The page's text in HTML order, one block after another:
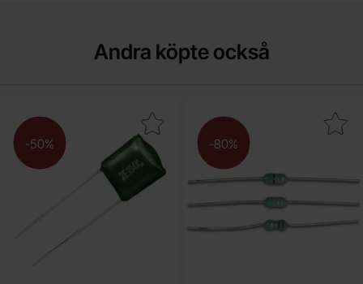
Andra köpte också
-50%
Makera pC05 15nF 100V mylar som favorit
-80%
Makera drossel